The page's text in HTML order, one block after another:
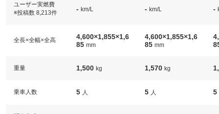
ユーザー実燃費
※投稿数 8,213件
- km/L - km/L -
全長×全幅×全高
4,600×1,855×1,6
85 mm
4,600×1,855×1,6
85 mm
重量 1,500 kg 1,570 kg
乗車人数 5 人 5 人 5